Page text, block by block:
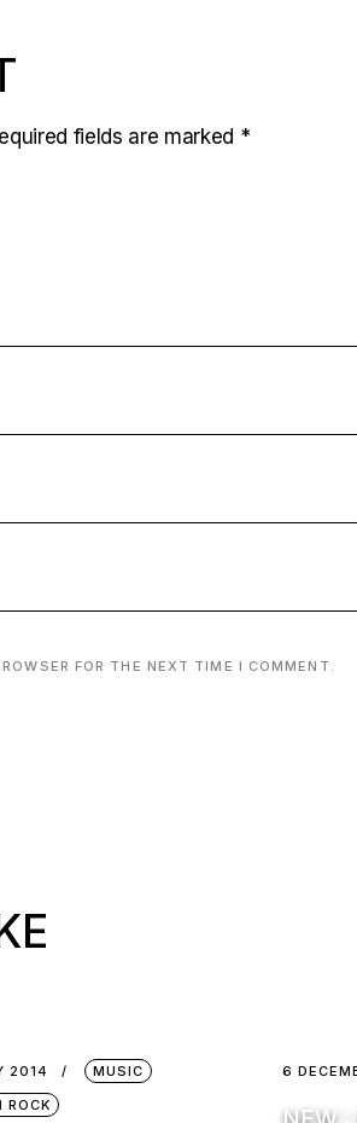
fields are marked *
FOR THE NEXT TIME I COMMENT.
2014
MUSIC
ROCK
6